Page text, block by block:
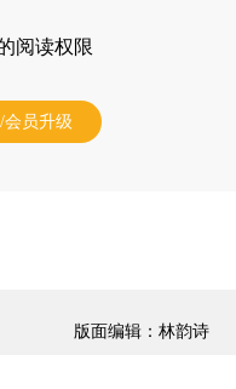
阅读权限
会员升级
版面编辑：林韵诗